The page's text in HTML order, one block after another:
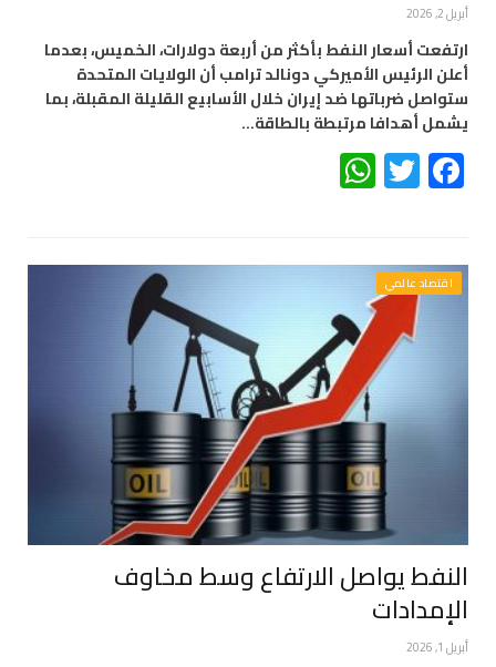
أبريل 2, 2026
ارتفعت أسعار النفط بأكثر من أربعة دولارات، الخميس، بعدما
أعلن الرئيس الأميركي دونالد ترامب أن الولايات المتحدة
ستواصل ضرباتها ضد إيران خلال الأسابيع القليلة المقبلة، بما
يشمل أهدافا مرتبطة بالطاقة…
Facebook
Twitter
اقتصاد عالمي
النفط يواصل الارتفاع وسط مخاوف
الإمدادات
أبريل 1, 2026